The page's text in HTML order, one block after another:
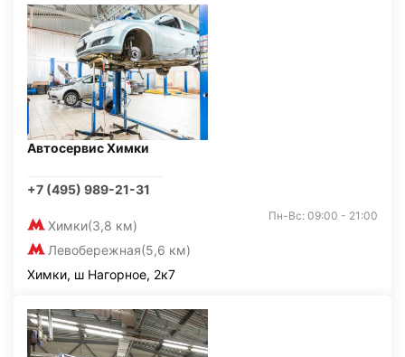
Автосервис Химки
+7 (495) 989-21-31
Химки(3,8 км)
Левобережная(5,6 км)
Пн-Вс: 09:00 - 21:00
Химки, ш Нагорное, 2к7